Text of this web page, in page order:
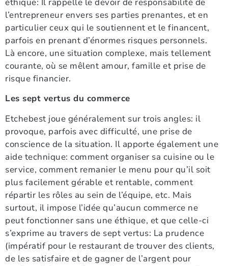
l’entrepreneur envers ses parties prenantes, et en
particulier ceux qui le soutiennent et le financent,
parfois en prenant d’énormes risques personnels.
Là encore, une situation complexe, mais tellement
courante, où se mêlent amour, famille et prise de
risque financier.
Les sept vertus du commerce
Etchebest joue généralement sur trois angles: il
provoque, parfois avec difficulté, une prise de
conscience de la situation. Il apporte également une
aide technique: comment organiser sa cuisine ou le
service, comment remanier le menu pour qu’il soit
plus facilement gérable et rentable, comment
répartir les rôles au sein de l’équipe, etc. Mais
surtout, il impose l’idée qu’aucun commerce ne
peut fonctionner sans une éthique, et que celle-ci
s’exprime au travers de sept vertus: La prudence
(impératif pour le restaurant de trouver des clients,
de les satisfaire et de gagner de l’argent pour